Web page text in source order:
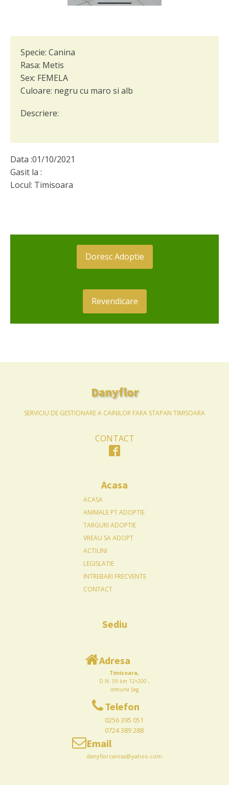
Specie: Canina
Rasa: Metis
Sex: FEMELA
Culoare: negru cu maro si alb
Descriere:
Data :01/10/2021
Gasit la :
Locul: Timisoara
Doresc Adoptie
Revendicare
Danyflor
SERVICIU DE GESTIONARE A CAINILOR FARA STAPAN TIMISOARA
CONTACT
Acasa
ACASA
ANIMALE PT ADOPTIE
TARGURI ADOPTIE
VREAU SA ADOPT
ACTIUNI
LEGISLATIE
INTREBARI FRECVENTE
CONTACT
Sediu
Adresa
Timisoara,
D.N. 59 km 12+200 ,
comuna Șag
Telefon
0256 395 051
0724 389 288
Email
danyflorcanisa@yahoo.com